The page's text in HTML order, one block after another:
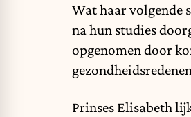
Wat haar volgende
na hun studies
opgenomen door
Prinses Elisabeth